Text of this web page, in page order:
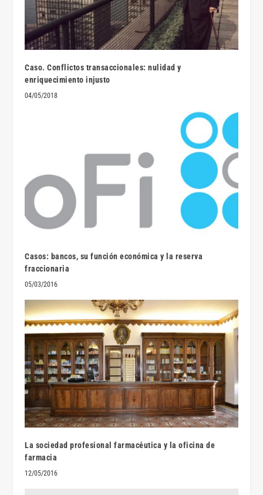
Caso. Conflictos transaccionales: nulidad y
enriquecimiento injusto
04/05/2018
Casos: bancos, su función económica y la reserva
fraccionaria
05/03/2016
La sociedad profesional farmacéutica y la oficina de
farmacia
12/05/2016